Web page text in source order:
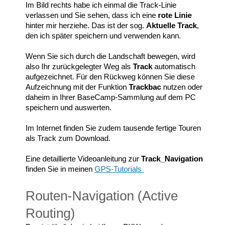
Im Bild rechts habe ich einmal die Track-Linie
verlassen und Sie sehen, dass ich eine rote Linie
hinter mir herziehe. Das ist der sog. Aktuelle Track,
den ich später speichern und verwenden kann.
Wenn Sie sich durch die Landschaft bewegen, wird
also Ihr zurückgelegter Weg als Track automatisch
aufgezeichnet. Für den Rückweg können Sie diese
Aufzeichnung mit der Funktion Trackbac nutzen oder
daheim in Ihrer BaseCamp-Sammlung auf dem PC
speichern und auswerten.
Im Internet finden Sie zudem tausende fertige Touren
als Track zum Download.
Eine detaillierte Videoanleitung zur Track_Navigation
finden Sie in meinen GPS-Tutorials
Routen-Navigation (Active
Routing)